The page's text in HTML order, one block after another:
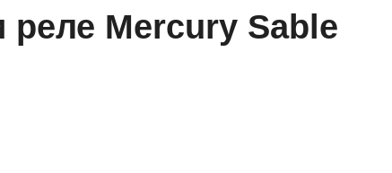
реле Mercury Sable